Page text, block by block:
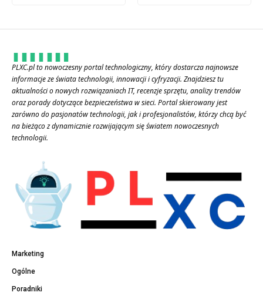
PLXC.pl to nowoczesny portal technologiczny, który dostarcza najnowsze
informacje ze świata technologii, innowacji i cyfryzacji. Znajdziesz tu
aktualności o nowych rozwiązaniach IT, recenzje sprzętu, analizy trendów
oraz porady dotyczące bezpieczeństwa w sieci. Portal skierowany jest
zarówno do pasjonatów technologii, jak i profesjonalistów, którzy chcą być
na bieżąco z dynamicznie rozwijającym się światem nowoczesnych
technologii.
Marketing
Ogólne
Poradniki